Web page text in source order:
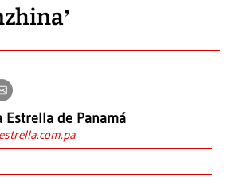
Estrella de Panamá